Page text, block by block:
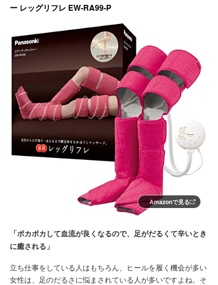
ー レッグリフレ EW-RA99-P
Amazonで見る
「ポカポカして血流が良くなるので、足がだるくて辛いとき
に癒される」
立ち仕事をしている人はもちろん、ヒールを履く機会が多い
女性は、足のだるさに悩まされている人が多いですよね。そ